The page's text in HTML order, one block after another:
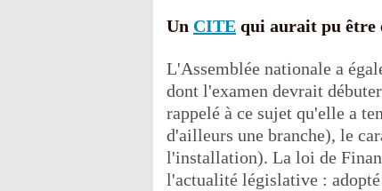
Un CITE qui aurait pu être
L'Assemblée nationale a
dont l'examen devrait
rappelé à ce sujet qu'elle a
d'ailleurs une branche), le
l'installation). La loi de
l'actualité législative :